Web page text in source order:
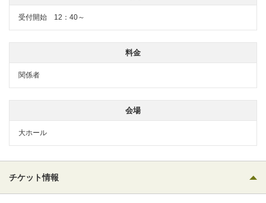
受付開始 12：40～
料金
関係者
会場
大ホール
チケット情報